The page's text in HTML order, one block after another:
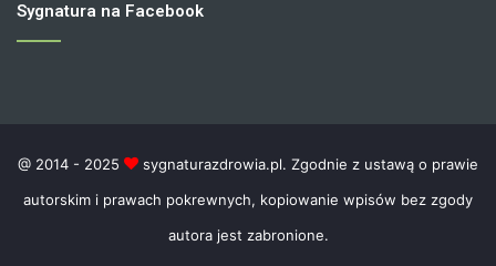
Sygnatura na Facebook
@ 2014 - 2025
sygnaturazdrowia.pl. Zgodnie z ustawą o prawie
autorskim i prawach pokrewnych, kopiowanie wpisów bez zgody
autora jest zabronione.